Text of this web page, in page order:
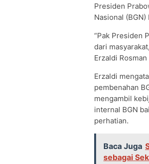
Presiden
Nasional (BGN)
“Pak Presiden
dari
Erzaldi
Erzaldi
pembenahan
mengambil
internal BGN
perhatian.
Baca Juga
sebagai